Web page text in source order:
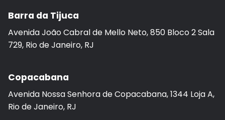
Barra da Tijuca
Avenida João Cabral de Mello Neto, 850 Bloco 2 Sala
729, Rio de Janeiro, RJ
Copacabana
Avenida Nossa Senhora de Copacabana, 1344 Loja A,
Rio de Janeiro, RJ